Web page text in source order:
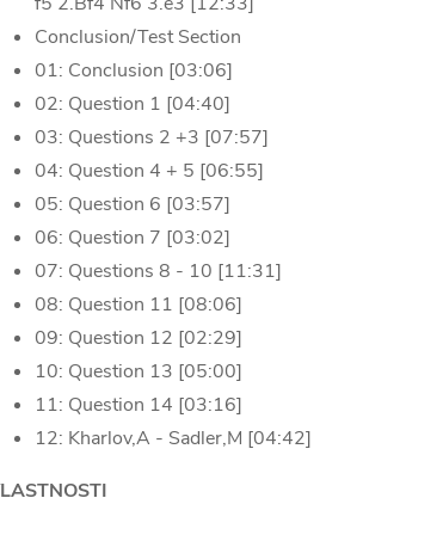
Conclusion/Test Section
01: Conclusion [03:06]
02: Question 1 [04:40]
03: Questions 2 +3 [07:57]
04: Question 4 + 5 [06:55]
05: Question 6 [03:57]
06: Question 7 [03:02]
07: Questions 8 - 10 [11:31]
08: Question 11 [08:06]
09: Question 12 [02:29]
10: Question 13 [05:00]
11: Question 14 [03:16]
12: Kharlov,A - Sadler,M [04:42]